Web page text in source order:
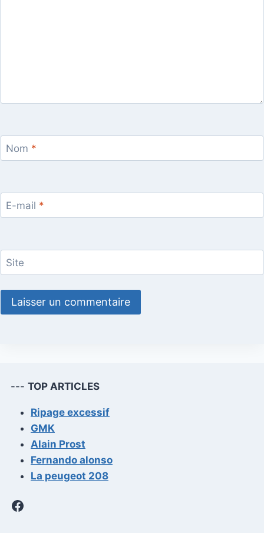
Nom *
E-mail *
Site
--- TOP ARTICLES
Ripage excessif
GMK
Alain Prost
Fernando alonso
La peugeot 208
Facebook